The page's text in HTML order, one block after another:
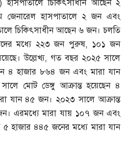
)হাসপাতালে চিকিৎসাধীন আছেন ২
জেনারেল হাসপাতালে ২ জন এবং
চিকিৎসাধীন আছেন ৬ জন। চলতি
মধ্যে ২২৩ জন পুরুষ, ১০১ জন
উল্লেখ্য, গত বছর ২০২৫ সালে
৪ হাজার ৮৬৪ জন এবং মারা যান
মোট ডেঙ্গু আক্রান্ত হয়েছেন ৪
যান ৪৫ জন। ২০২৩ সালে আক্রান্ত
এরমধ্যে মারা যায় ১০৭ জন এবং
হাজার ৪৪৫ জনের মধ্যে মারা যান